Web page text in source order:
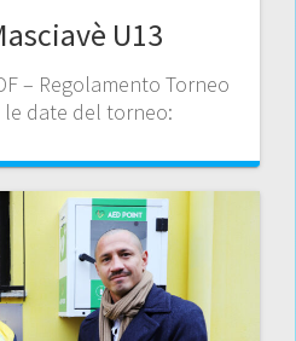
U13
– Regolamento Torneo
le date del torneo: